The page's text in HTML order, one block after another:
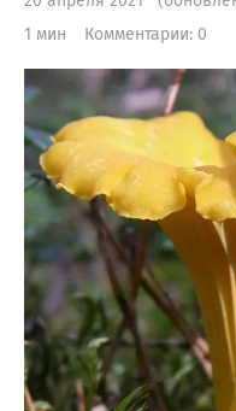
1 мин
Комментарии: 0